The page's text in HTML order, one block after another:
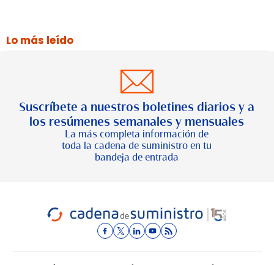
Lo más leído
Suscríbete a nuestros boletines diarios y a
los resúmenes semanales y mensuales
La más completa información de
toda la cadena de suministro en tu
bandeja de entrada